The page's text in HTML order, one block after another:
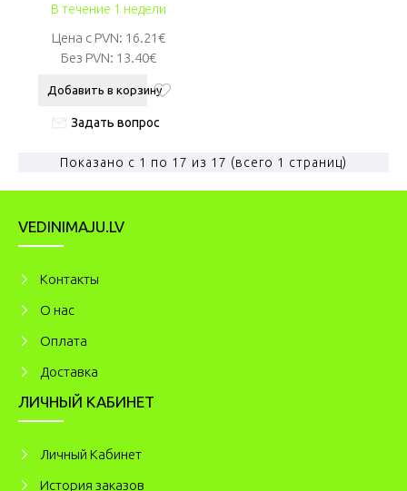
В течение 1 недели
Цена с PVN: 16.21€
Без PVN: 13.40€
Добавить в корзину
Задать вопрос
Показано с 1 по 17 из 17 (всего 1 страниц)
VEDINIMAJU.LV
Kонтакты
О нас
Оплата
Доставка
ЛИЧНЫЙ КАБИНЕТ
Личный Кабинет
История заказов